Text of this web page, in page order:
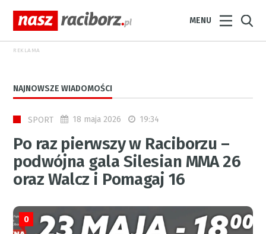
MENU
REKLAMA
NAJNOWSZE WIADOMOŚCI
SPORT 18 maja 2026 19:34
Po raz pierwszy w Raciborzu –
podwójna gala Silesian MMA 26
oraz Walcz i Pomagaj 16
0